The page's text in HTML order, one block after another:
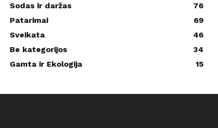
Sodas ir daržas
76
Patarimai
69
Sveikata
46
Be kategorijos
34
Gamta ir Ekologija
15